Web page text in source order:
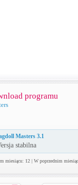
programu
Masters 3.1
stabilna
miesiącu: 12 | W poprzednim